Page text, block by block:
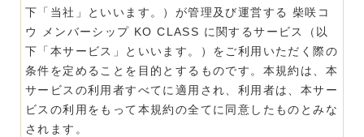
下「当社」といいます。）が管理及び運営する 柴咲コ
ウ メンバーシップ KO CLASS に関するサービス（以
下「本サービス」といいます。）をご利用いただく際の
条件を定めることを目的とするものです。本規約は、本
サービスの利用者すべてに適用され、利用者は、本サー
ビスの利用をもって本規約の全てに同意したものとみな
されます。